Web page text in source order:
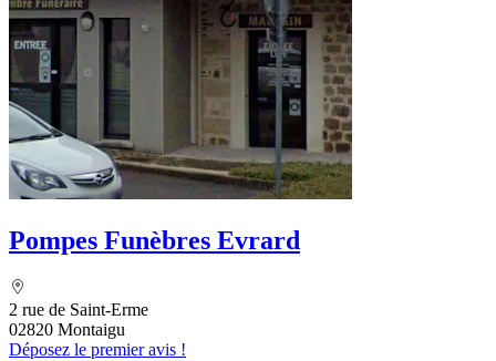
Pompes Funèbres Evrard
2 rue de Saint-Erme
02820 Montaigu
Déposez le premier avis !